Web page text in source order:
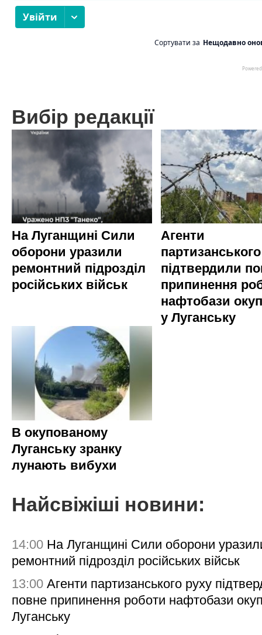
Вибір редакції
На Луганщині Сили
оборони уразили
ремонтний підрозділ
російських військ
Агенти
підтвердили
припинення
нафтобази
у Луганську
В окупованому
Луганську зранку
лунають вибухи
Найсвіжіші новини:
14:00 На Луганщині Сили оборони
ремонтний підрозділ російських військ
13:00 Агенти партизанського руху
повне припинення роботи нафтобази
Луганську